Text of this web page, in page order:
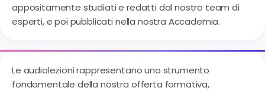
appositamente studiati e redatti dal nostro team di
esperti, e poi pubblicati nella nostra Accademia.
Le audiolezioni rappresentano uno strumento
fondamentale della nostra offerta formativa,